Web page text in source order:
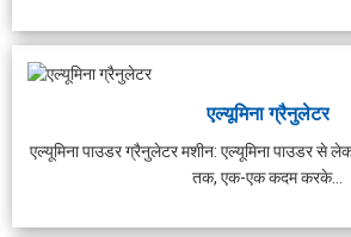
एल्यूमिना ग्रैनुलेटर
एल्यूमिना पाउडर ग्रैनुलेटर मशीन: एल्यूमिना पाउडर से
तक, एक-एक कदम करके...